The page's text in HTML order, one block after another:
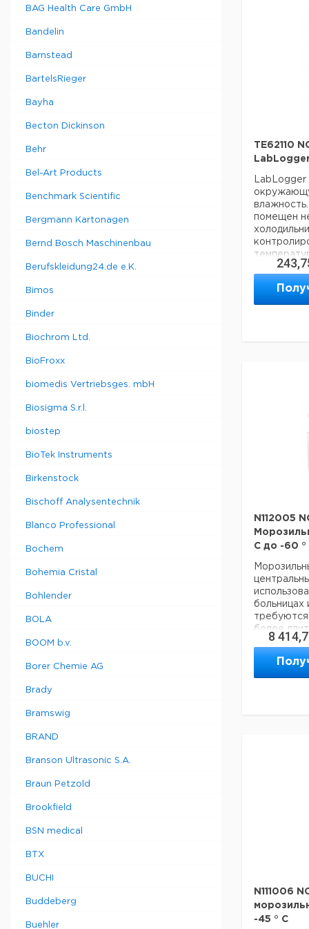
BAG Health Care GmbH
Bandelin
Barnstead
BartelsRieger
Bayha
Becton Dickinson
Behr
Bel-Art Products
Benchmark Scientific
Bergmann Kartonagen
Bernd Bosch Maschinenbau
Berufskleidung24.de e.K.
Bimos
Binder
Biochrom Ltd.
BioFroxx
biomedis Vertriebsges. mbH
Biosigma S.r.l.
biostep
BioTek Instruments
Birkenstock
Bischoff Analysentechnik
Blanco Professional
Bochem
Bohemia Cristal
Bohlender
BOLA
BOOM b.v.
Borer Chemie AG
Brady
Bramswig
BRAND
Branson Ultrasonic S.A.
Braun Petzold
Brookfield
BSN medical
BTX
BUCHI
Buddeberg
Buehler
Данные
данные
Страна
Высота
Глубина
вынимать
рабочая
рабочая
Ширина
Высота
Глубина
Входная
Данные
данные
Вес
TE62110
помещен
Для
LabLogger
снаружи
100/1000,
N112005
C до -60 °
больницах
требуются
более
очистки
ремонт
месте
Описание
8
N111006
-45 ° C